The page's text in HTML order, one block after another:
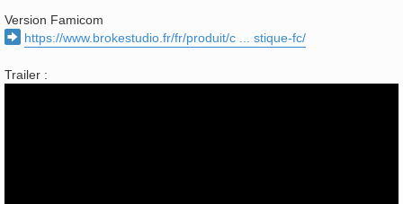
Version Famicom
https://www.brokestudio.fr/fr/produit/c ... stique-fc/
Trailer :